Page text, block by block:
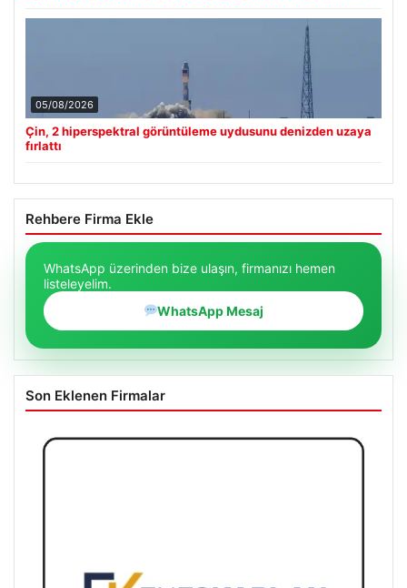
05/08/2026
Çin, 2 hiperspektral görüntüleme uydusunu denizden uzaya
fırlattı
Rehbere Firma Ekle
WhatsApp üzerinden bize ulaşın, firmanızı hemen
listeleyelim.
WhatsApp Mesaj
Son Eklenen Firmalar